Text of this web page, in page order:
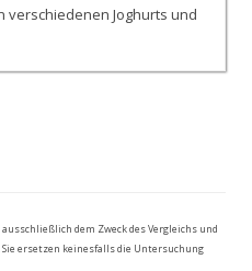
verschiedenen Joghurts und
dem Zweck des Vergleichs und
ersetzen keinesfalls die Untersuchung